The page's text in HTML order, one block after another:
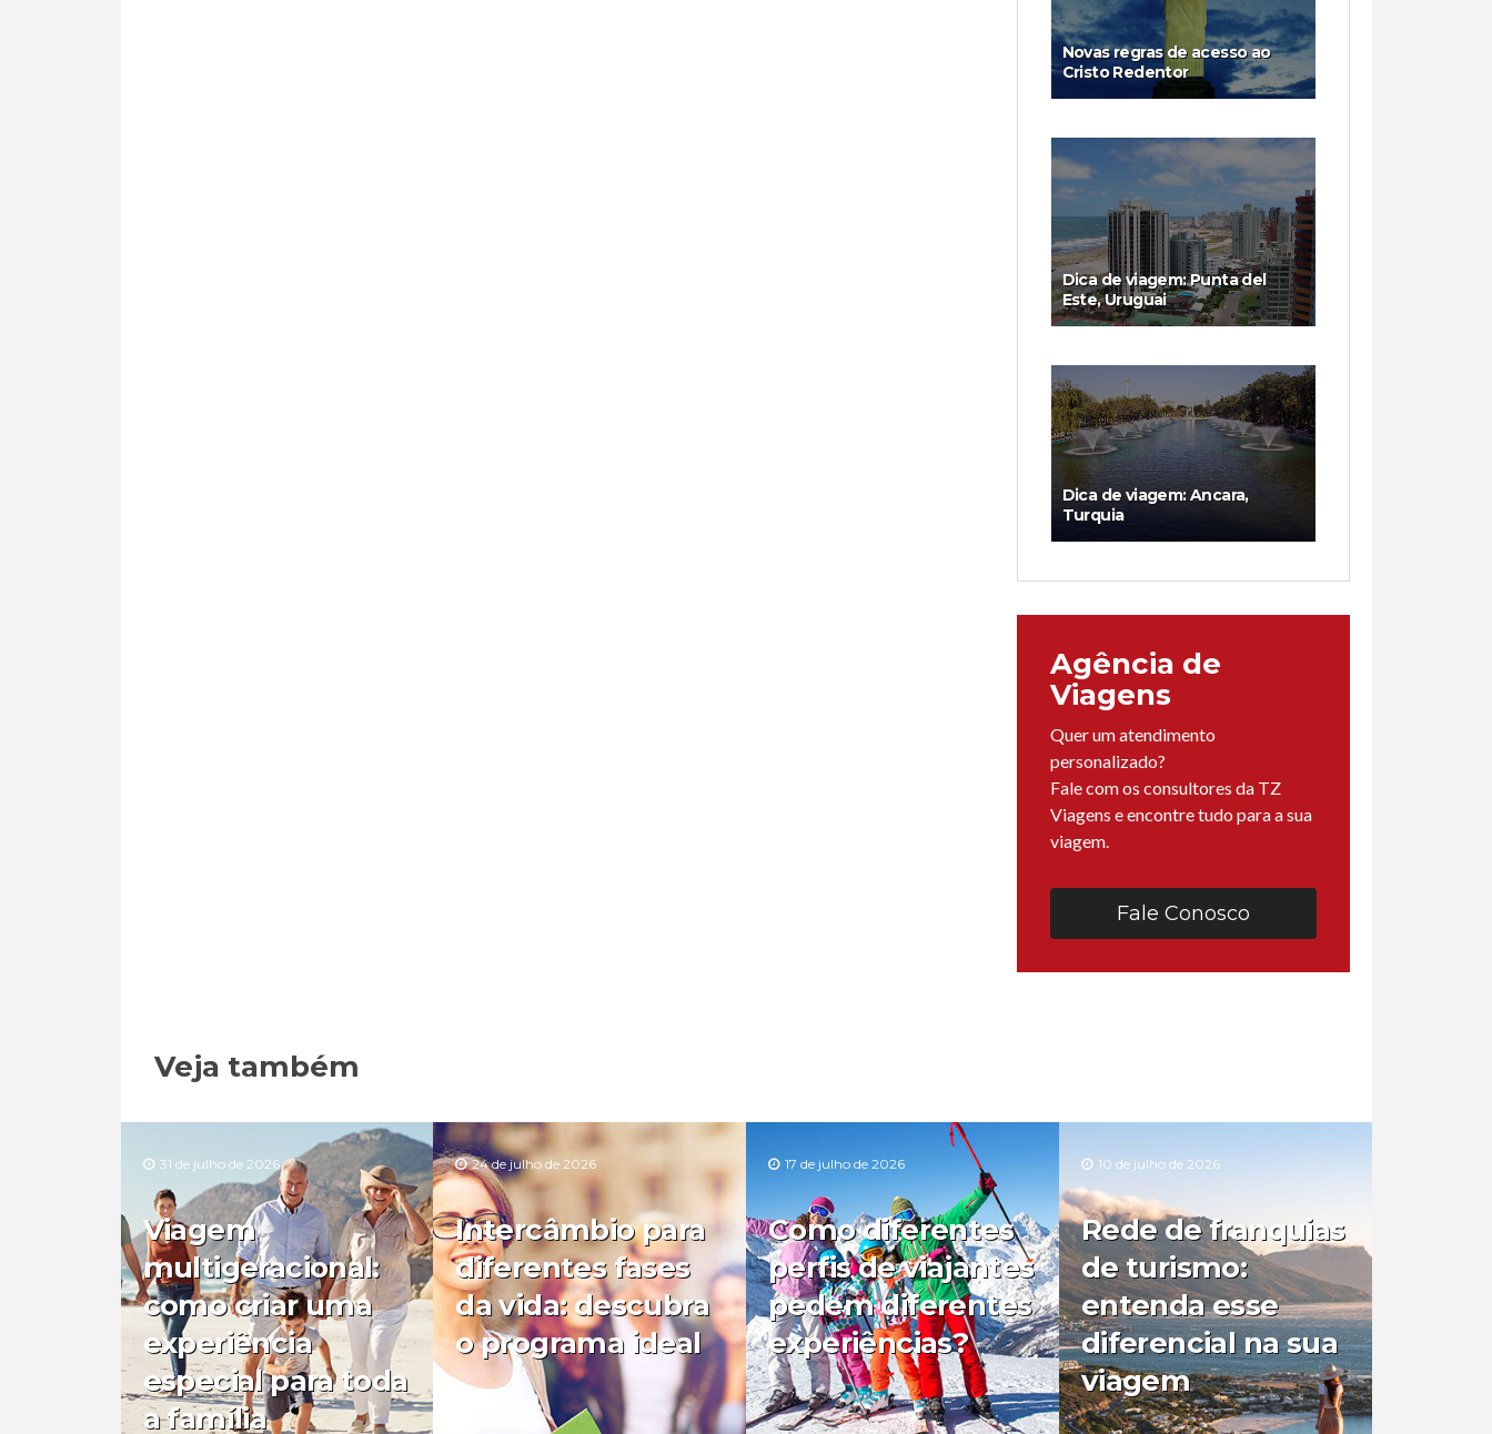
Novas regras de acesso ao
Cristo Redentor
Dica de viagem: Punta del
Este, Uruguai
Dica de viagem: Ancara,
Turquia
Agência de
Viagens
Quer um atendimento
personalizado?
Fale com os consultores da TZ
Viagens e encontre tudo para a sua
viagem.
Fale Conosco
Veja também
31 de julho de 2026
Viagem
multigeracional:
como criar uma
experiência
especial para toda
a família
24 de julho de 2026
Intercâmbio para
diferentes fases
da vida: descubra
o programa ideal
17 de julho de 2026
Como diferentes
perfis de viajantes
pedem diferentes
experiências?
10 de julho de 2026
Rede de franquias
de turismo:
entenda esse
diferencial na sua
viagem